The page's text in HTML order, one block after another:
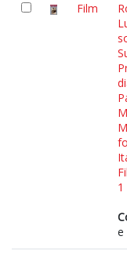
Film
1
e